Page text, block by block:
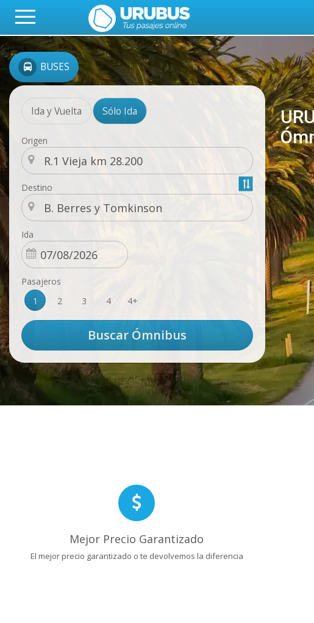
BUSES
Ida y Vuelta Sólo Ida
Origen
Destino
Ida
Pasajeros
1
2 3 4 4+
Mejor Precio Garantizado
El mejor precio garantizado o te devolvemos la diferencia